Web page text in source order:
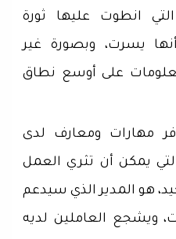
انطوت عليها ثورة
يسرت، وبصورة غير
على أوسع نطاق
مهارات ومعارف لدى
يمكن أن تثري العمل
هو المدير الذي سيدعم
ويشجع العاملين لديه